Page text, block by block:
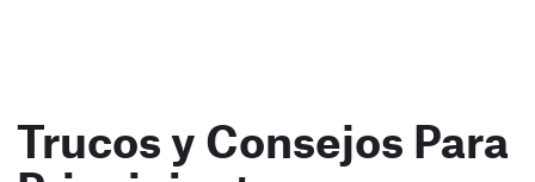
Trucos y Consejos Para